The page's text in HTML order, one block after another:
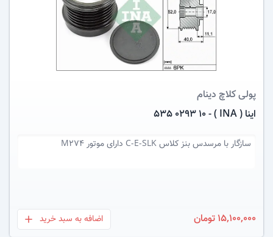
عکس کالا
پولی کلاچ دینام
اینا ( INA ) - 535 0293 10
سازگار با مرسدس بنز کلاس C-E-SLK دارای موتور M274
15,100,000 تومان بعلاوه
اضافه به سبد خرید